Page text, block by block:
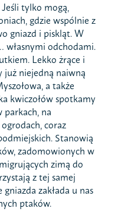
tylko mogą,
gdzie wspólnie z
gniazd i piskląt. W
własnymi odchodami.
Lekko żrące i
już niejedną naiwną
a także
kwiczołów spotkamy
parkach, na
coraz
Stanowią
zadomowionych w
zimą do
z tej samej
zakłada u nas
ptaków.